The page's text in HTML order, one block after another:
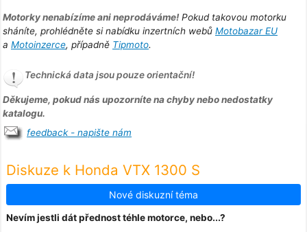
Motorky nenabízíme ani neprodáváme!Pokud takovou motorku
sháníte, prohlédněte si nabídku inzertních webů Motobazar EU
a Motoinzerce, případně Tipmoto.
Technická data jsou pouze orientační!
Děkujeme, pokud nás upozorníte na chyby nebo nedostatky
katalogu.
feedback - napište nám
Diskuze k Honda VTX 1300 S
Nové diskuzní téma
Nevím jestli dát přednost téhle motorce, nebo...?